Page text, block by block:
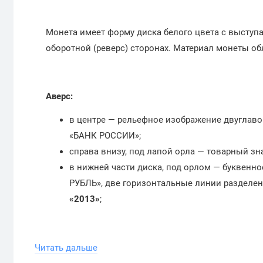
Монета имеет форму диска белого цвета с
оборотной (реверс) сторонах. Материал монеты
Аверс:
в центре — рельефное изображение
«БАНК РОССИИ»;
справа внизу, под лапой орла — товарный
в нижней части диска, под орлом —
РУБЛЬ», две горизонтальные линии
«2013»;
Реверс:
Читать дальше